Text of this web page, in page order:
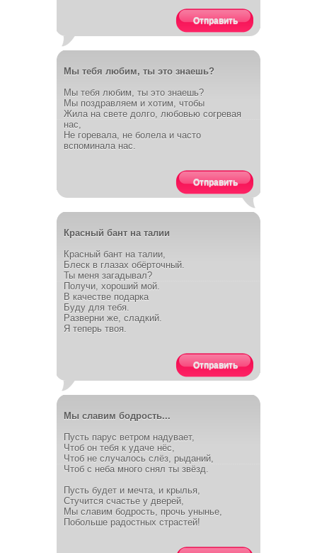
Отправить
Мы тебя любим, ты это знаешь?
Мы тебя любим, ты это знаешь?
Мы поздравляем и хотим, чтобы
Жила на свете долго, любовью согревая
нас,
Не горевала, не болела и часто
вспоминала нас.
Отправить
Красный бант на талии
Красный бант на талии,
Блеск в глазах обёрточный.
Ты меня загадывал?
Получи, хороший мой.
В качестве подарка
Буду для тебя.
Разверни же, сладкий.
Я теперь твоя.
Отправить
Мы славим бодрость...
Пусть парус ветром надувает,
Чтоб он тебя к удаче нёс,
Чтоб не случалось слёз, рыданий,
Чтоб с неба много снял ты звёзд.
Пусть будет и мечта, и крылья,
Стучится счастье у дверей,
Мы славим бодрость, прочь унынье,
Побольше радостных страстей!